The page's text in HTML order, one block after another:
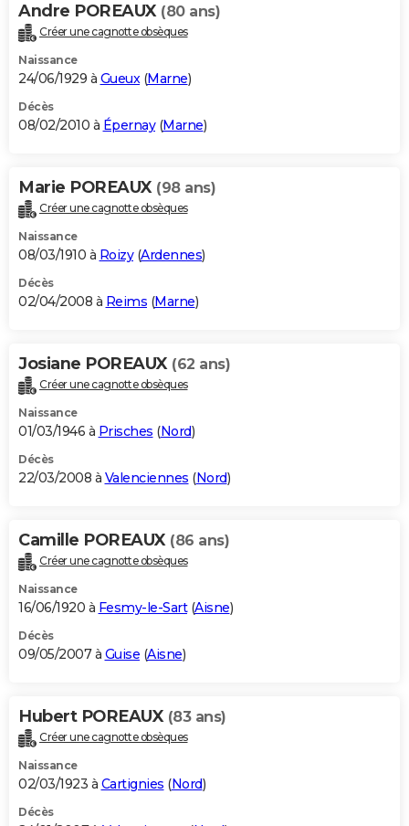
Andre POREAUX (80 ans)
Créer une cagnotte obsèques
Naissance
24/06/1929 à Gueux(Marne)
Décès
08/02/2010 à Épernay(Marne)
Marie POREAUX (98 ans)
Créer une cagnotte obsèques
Naissance
08/03/1910 à Roizy(Ardennes)
Décès
02/04/2008 à Reims (Marne)
Josiane POREAUX (62 ans)
Créer une cagnotte obsèques
Naissance
01/03/1946 à Prisches (Nord)
Décès
22/03/2008 à Valenciennes (Nord)
Camille POREAUX (86 ans)
Créer une cagnotte obsèques
Naissance
16/06/1920 à Fesmy-le-Sart(Aisne)
Décès
09/05/2007 à Guise (Aisne)
Hubert POREAUX (83 ans)
Créer une cagnotte obsèques
Naissance
02/03/1923 à Cartignies (Nord)
Décès